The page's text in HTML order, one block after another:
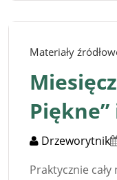
Materiały
Drzeworytnik
Praktycznie